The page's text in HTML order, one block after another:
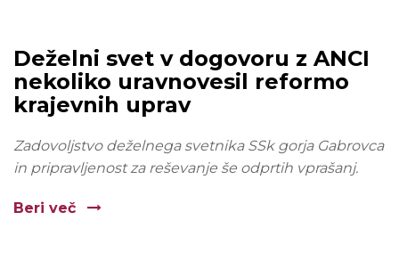
Deželni svet v dogovoru z ANCI
nekoliko uravnovesil reformo
krajevnih uprav
Zadovoljstvo deželnega svetnika SSk gorja Gabrovca
in pripravljenost za reševanje še odprtih vprašanj.
Beri več